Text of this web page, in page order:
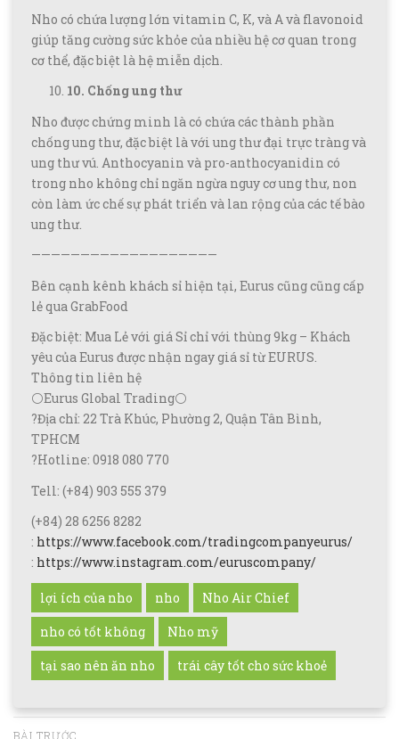
Nho có chứa lượng lớn vitamin C, K, và A và flavonoid
giúp tăng cường sức khỏe của nhiều hệ cơ quan trong
cơ thể, đặc biệt là hệ miễn dịch.
10. Chống ung thư
Nho được chứng minh là có chứa các thành phần
chống ung thư, đặc biệt là với ung thư đại trực tràng và
ung thư vú. Anthocyanin và pro-anthocyanidin có
trong nho không chỉ ngăn ngừa nguy cơ ung thư, non
còn làm ức chế sự phát triển và lan rộng của các tế bào
ung thư.
———————————————————
Bên cạnh kênh khách sỉ hiện tại, Eurus cũng cũng cấp
lẻ qua GrabFood
Đặc biệt: Mua Lẻ với giá Sỉ chỉ với thùng 9kg – Khách
yêu của Eurus được nhận ngay giá sỉ từ EURUS.
Thông tin liên hệ
⚪Eurus Global Trading⚪
?Địa chỉ: 22 Trà Khúc, Phường 2, Quận Tân Bình,
TPHCM
?Hotline: 0918 080 770
Tell: (+84) 903 555 379
(+84) 28 6256 8282
: https://www.facebook.com/tradingcompanyeurus/
: https://www.instagram.com/euruscompany/
lợi ích của nho nho
Nho Air Chief
nho có tốt không
Nho mỹ
tại sao nên ăn nho
trái cây tốt cho sức khoẻ
BÀI TRƯỚC